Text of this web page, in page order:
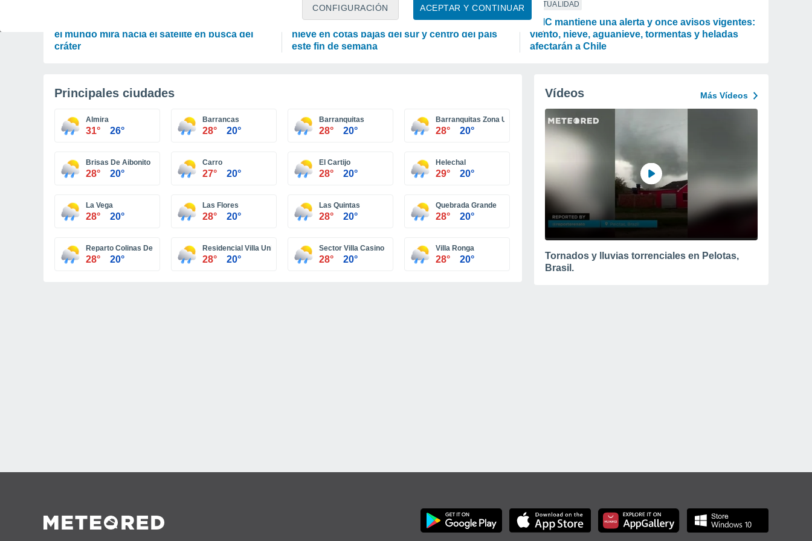
ACEPTAR Y CONTINUAR
CONFIGURACIÓN
el mundo mira hacia el satélite en busca del
cráter
PREDICCIÓN
Aire polar avanza por Chile: frente frío dejará
nieve en cotas bajas del sur y centro del país
este fin de semana
ACTUALIDAD
DMC mantiene una alerta y once avisos vigentes:
viento, nieve, aguanieve, tormentas y heladas
afectarán a Chile
Principales ciudades
Almira
31° 26°
Barrancas
28° 20°
Barranquitas
28° 20°
Barranquitas Zona Urbana
28° 20°
Brisas De Aibonito
28° 20°
Carro
27° 20°
El Cartijo
28° 20°
Helechal
29° 20°
La Vega
28° 20°
Las Flores
28° 20°
Las Quintas
28° 20°
Quebrada Grande
28° 20°
Reparto Colinas De Monte Verde
28° 20°
Residencial Villa Universidad
28° 20°
Sector Villa Casino
28° 20°
Villa Ronga
28° 20°
Vídeos Más Vídeos
Tornados y lluvias torrenciales en Pelotas,
Brasil.